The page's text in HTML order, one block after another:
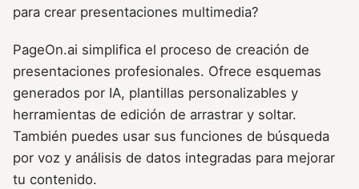
para crear presentaciones multimedia?
PageOn.ai simplifica el proceso de creación de
presentaciones profesionales. Ofrece esquemas
generados por IA, plantillas personalizables y
herramientas de edición de arrastrar y soltar.
También puedes usar sus funciones de búsqueda
por voz y análisis de datos integradas para mejorar
tu contenido.